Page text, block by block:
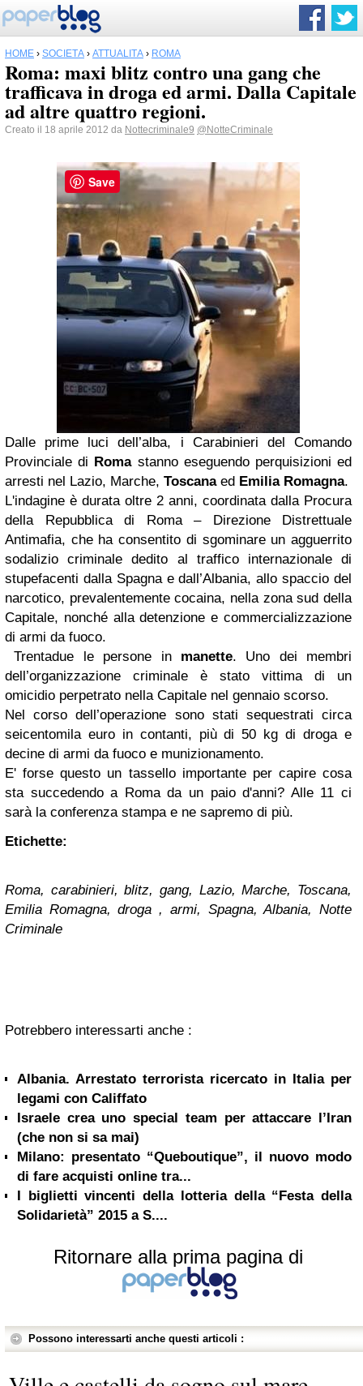
HOME › SOCIETÀ › ATTUALITÀ › ROMA
Roma: maxi blitz contro una gang che
trafficava in droga ed armi. Dalla Capitale
ad altre quattro regioni.
Creato il 18 aprile 2012 da Nottecriminale9 @NotteCriminale
Dalle prime luci dell’alba, i Carabinieri del Comando
Provinciale di Romastanno eseguendo perquisizioni ed
arresti nel Lazio, Marche, Toscanaed Emilia Romagna.
L'indagine è durata oltre 2 anni, coordinata dalla Procura
della Repubblica di Roma – Direzione Distrettuale
Antimafia, che ha consentito di sgominare un agguerrito
sodalizio criminale dedito al traffico internazionale di
stupefacenti dalla Spagna e dall’Albania, allo spaccio del
narcotico, prevalentemente cocaina, nella zona sud della
Capitale, nonché alla detenzione e commercializzazione
di armi da fuoco.
Trentadue le persone in manette. Uno dei membri
dell’organizzazione criminale è stato vittima di un
omicidio perpetrato nella Capitale nel gennaio scorso.
Nel corso dell’operazione sono stati sequestrati circa
seicentomila euro in contanti, più di 50 kg di droga e
decine di armi da fuoco e munizionamento.
E' forse questo un tassello importante per capire cosa
sta succedendo a Roma da un paio d'anni? Alle 11 ci
sarà la conferenza stampa e ne sapremo di più.
Etichette:
Roma, carabinieri, blitz, gang, Lazio, Marche, Toscana,
Emilia Romagna, droga , armi, Spagna, Albania, Notte
Criminale
Potrebbero interessarti anche :
Albania. Arrestato terrorista ricercato in Italia per
legami con Califfato
Israele crea uno special team per attaccare l’Iran
(che non si sa mai)
Milano: presentato “Queboutique”, il nuovo modo
di fare acquisti online tra...
I biglietti vincenti della lotteria della “Festa della
Solidarietà” 2015 a S....
Ritornare alla prima pagina di
Possono interessarti anche questi articoli :
Save